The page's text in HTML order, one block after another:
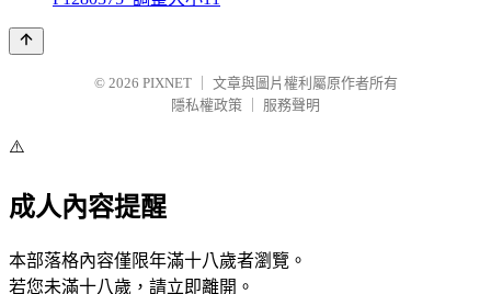
© 2026 PIXNET
文章與圖片權利屬原作者所有
隱私權政策
服務聲明
⚠️
成人內容提醒
本部落格內容僅限年滿十八歲者瀏覽。
若您未滿十八歲，請立即離開。